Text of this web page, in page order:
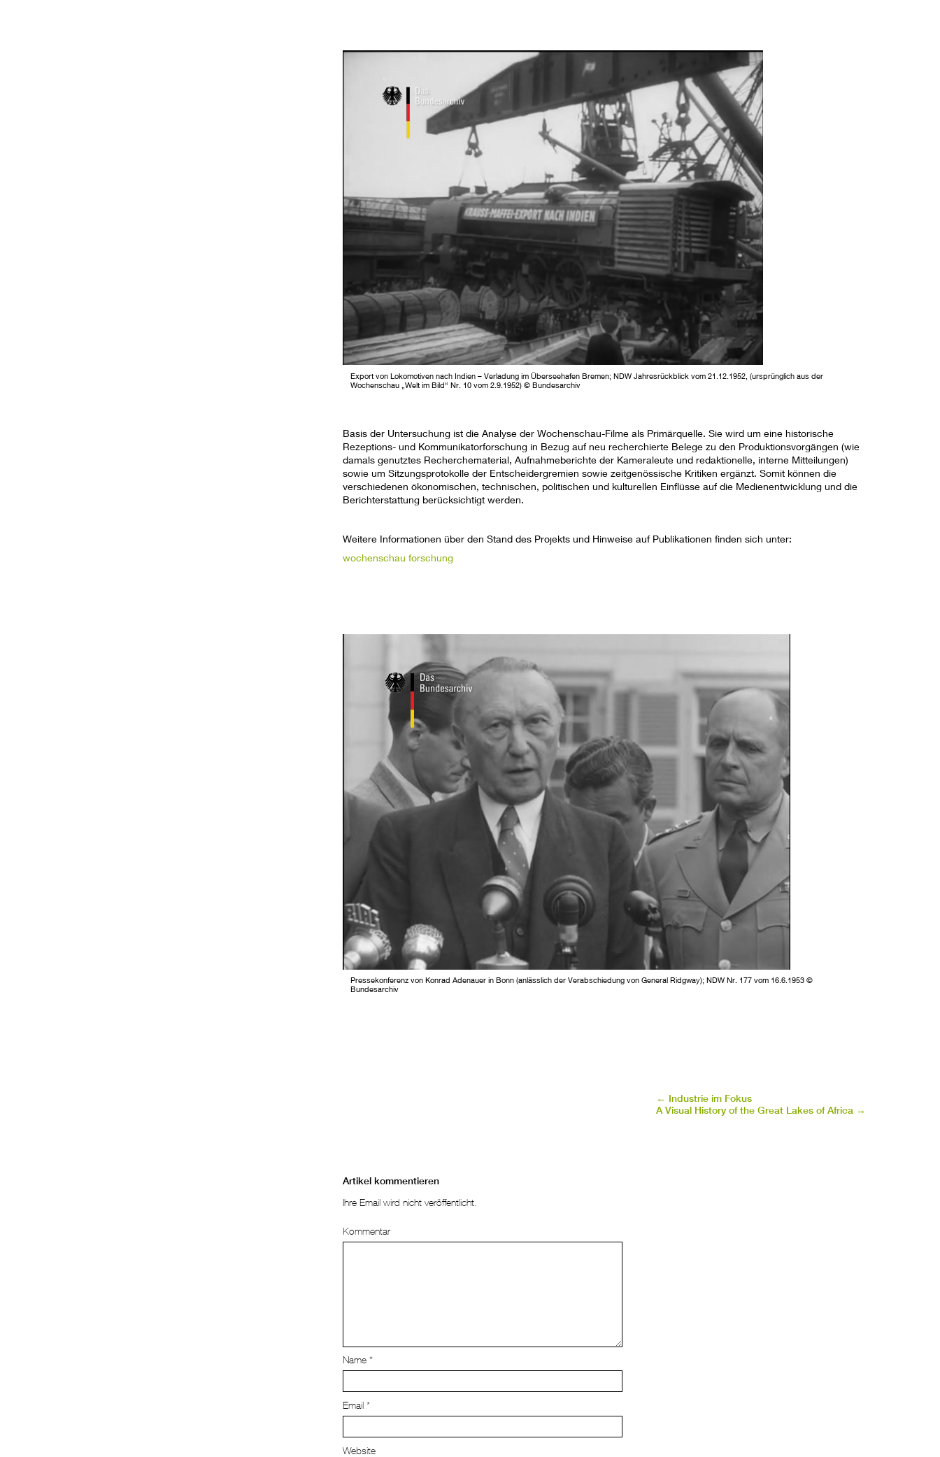
Export von Lokomotiven nach Indien – Verladung im Überseehafen Bremen; NDW Jahresrückblick vom 21.12.1952, (ursprünglich aus der
Wochenschau „Welt im Bild“ Nr. 10 vom 2.9.1952) © Bundesarchiv
Basis der Untersuchung ist die Analyse der Wochenschau-Filme als Primärquelle. Sie wird um eine historische
Rezeptions- und Kommunikatorforschung in Bezug auf neu recherchierte Belege zu den Produktionsvorgängen (wie
damals genutztes Recherchematerial, Aufnahmeberichte der Kameraleute und redaktionelle, interne Mitteilungen)
sowie um Sitzungsprotokolle der Entscheidergremien sowie zeitgenössische Kritiken ergänzt. Somit können die
verschiedenen ökonomischen, technischen, politischen und kulturellen Einflüsse auf die Medienentwicklung und die
Berichterstattung berücksichtigt werden.
Weitere Informationen über den Stand des Projekts und Hinweise auf Publikationen finden sich unter:
wochenschau forschung
Pressekonferenz von Konrad Adenauer in Bonn (anlässlich der Verabschiedung von General Ridgway); NDW Nr. 177 vom 16.6.1953 ©
Bundesarchiv
← Industrie im Fokus
A Visual History of the Great Lakes of Africa →
Artikel kommentieren
Ihre Email wird nicht veröffentlicht.
Kommentar
Name*
Email*
Website